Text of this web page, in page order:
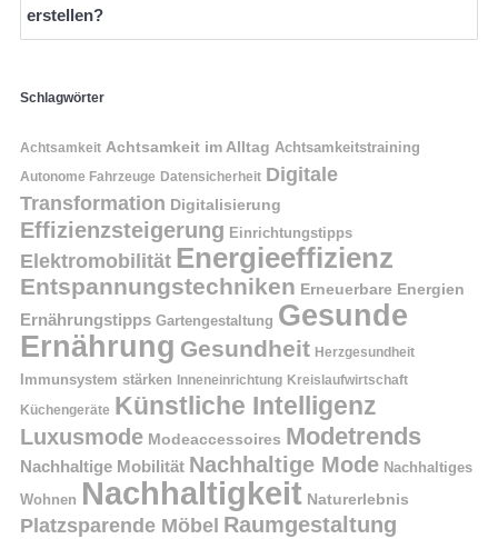
erstellen?
Schlagwörter
Achtsamkeit Achtsamkeit im Alltag Achtsamkeitstraining
Autonome Fahrzeuge Datensicherheit Digitale
Transformation Digitalisierung
Effizienzsteigerung Einrichtungstipps
Elektromobilität Energieeffizienz
Entspannungstechniken Erneuerbare Energien
Ernährungstipps Gartengestaltung Gesunde
Ernährung Gesundheit Herzgesundheit
Immunsystem stärken Inneneinrichtung Kreislaufwirtschaft
Küchengeräte Künstliche Intelligenz
Luxusmode Modeaccessoires Modetrends
Nachhaltige Mobilität Nachhaltige Mode Nachhaltiges
Wohnen Nachhaltigkeit Naturerlebnis
Platzsparende Möbel Raumgestaltung